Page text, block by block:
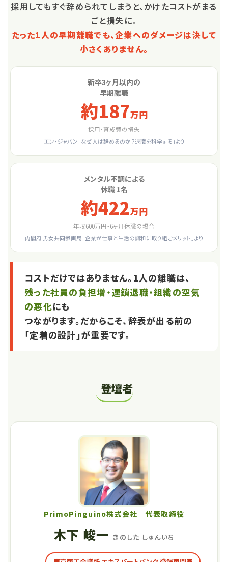
採用してもすぐ辞められてしまうと、かけたコストがまる
ごと損失に。
たった1人の早期離職でも、企業へのダメージは決して
小さくありません。
新卒3ヶ月以内の
早期離職
約187万円
採用・育成費の損失
エン・ジャパン「なぜ人は辞めるのか？退職を科学する」より
メンタル不調による
休職 1名
約422万円
年収600万円・6ヶ月休職の場合
内閣府 男女共同参画局「企業が仕事と生活の調和に取り組むメリット」より
コストだけではありません。1人の離職は、
残った社員の負担増・連鎖退職・組織の空気
の悪化にも
つながります。だからこそ、辞表が出る前の
「定着の設計」が重要です。
登壇者
PrimoPinguino株式会社 代表取締役
木下 峻一 きのした しゅんいち